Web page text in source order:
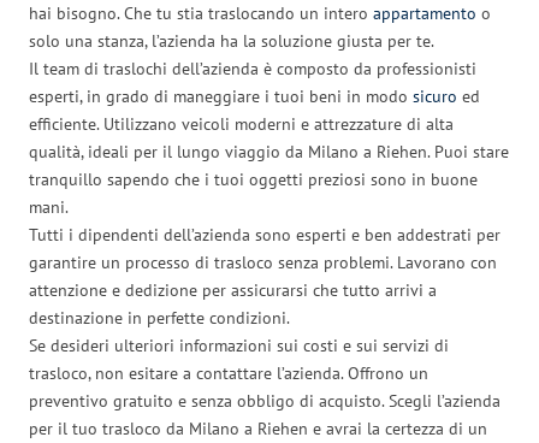
hai bisogno. Che tu stia traslocando un intero appartamento o
solo una stanza, l’azienda ha la soluzione giusta per te.
Il team di traslochi dell’azienda è composto da professionisti
esperti, in grado di maneggiare i tuoi beni in modo sicuro ed
efficiente. Utilizzano veicoli moderni e attrezzature di alta
qualità, ideali per il lungo viaggio da Milano a Riehen. Puoi stare
tranquillo sapendo che i tuoi oggetti preziosi sono in buone
mani.
Tutti i dipendenti dell’azienda sono esperti e ben addestrati per
garantire un processo di trasloco senza problemi. Lavorano con
attenzione e dedizione per assicurarsi che tutto arrivi a
destinazione in perfette condizioni.
Se desideri ulteriori informazioni sui costi e sui servizi di
trasloco, non esitare a contattare l’azienda. Offrono un
preventivo gratuito e senza obbligo di acquisto. Scegli l’azienda
per il tuo trasloco da Milano a Riehen e avrai la certezza di un